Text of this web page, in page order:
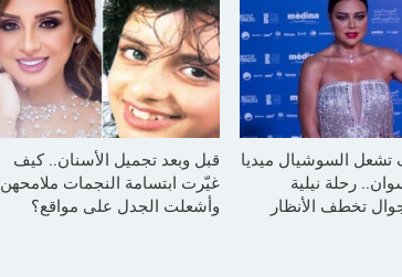
تشعل السوشيال ميديا
رحلة نيلية
تخطف الأنظار
قبل وبعد تجميل الأسنان.. كيف
غيّرت ابتسامة النجمات ملامحهن
وأشعلت الجدل على مواقع؟